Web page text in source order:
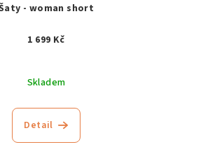
- woman short
1 699 Kč
Skladem
Detail